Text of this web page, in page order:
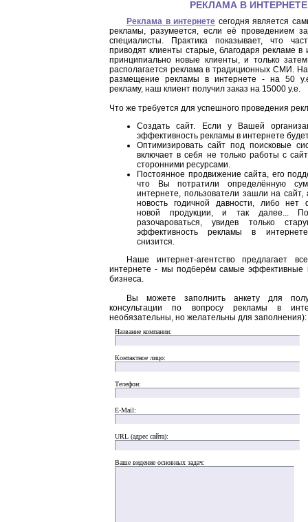
РЕКЛАМА В ИНТЕРНЕТЕ
Реклама в интернете сегодня является
рекламы, разумеется, если её проведением
специалисты. Практика показывает, что
приводят клиенты старые, благодаря рекламе в
принципиально новые клиенты, и только
располагается реклама в традиционных СМИ.
размещение рекламы в интернете - на 50
рекламу, наш клиент получил заказ на 15000 у.е.
Что же требуется для успешного проведения
Создать сайт. Если у Вашей
эффективность рекламы в интернете
Оптимизировать сайт под поисковые
включает в себя не только работы с
сторонними ресурсами.
Постоянное продвижение сайта, его
что Вы потратили определённую
интернете, пользователи зашли на
новость годичной давности, либо
новой продукции, и так далее...
разочароваться, увидев только
эффективность рекламы в
снизится.
Наше интернет-агентство предлагает
интернете - мы подберём самые эффективные
бизнеса.
Вы можете заполнить анкету для
консультации по вопросу рекламы в
необязательны, но желательны для заполнения):
Название компании:
Контактное лицо:
Телефон:
E-Mail:
URL (адрес сайта):
Ваше видение основных задач: